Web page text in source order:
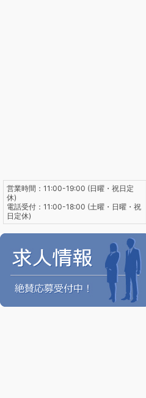
営業時間：11:00-19:00 (日曜・祝日定
休)
電話受付：11:00-18:00 (土曜・日曜・祝
日定休)